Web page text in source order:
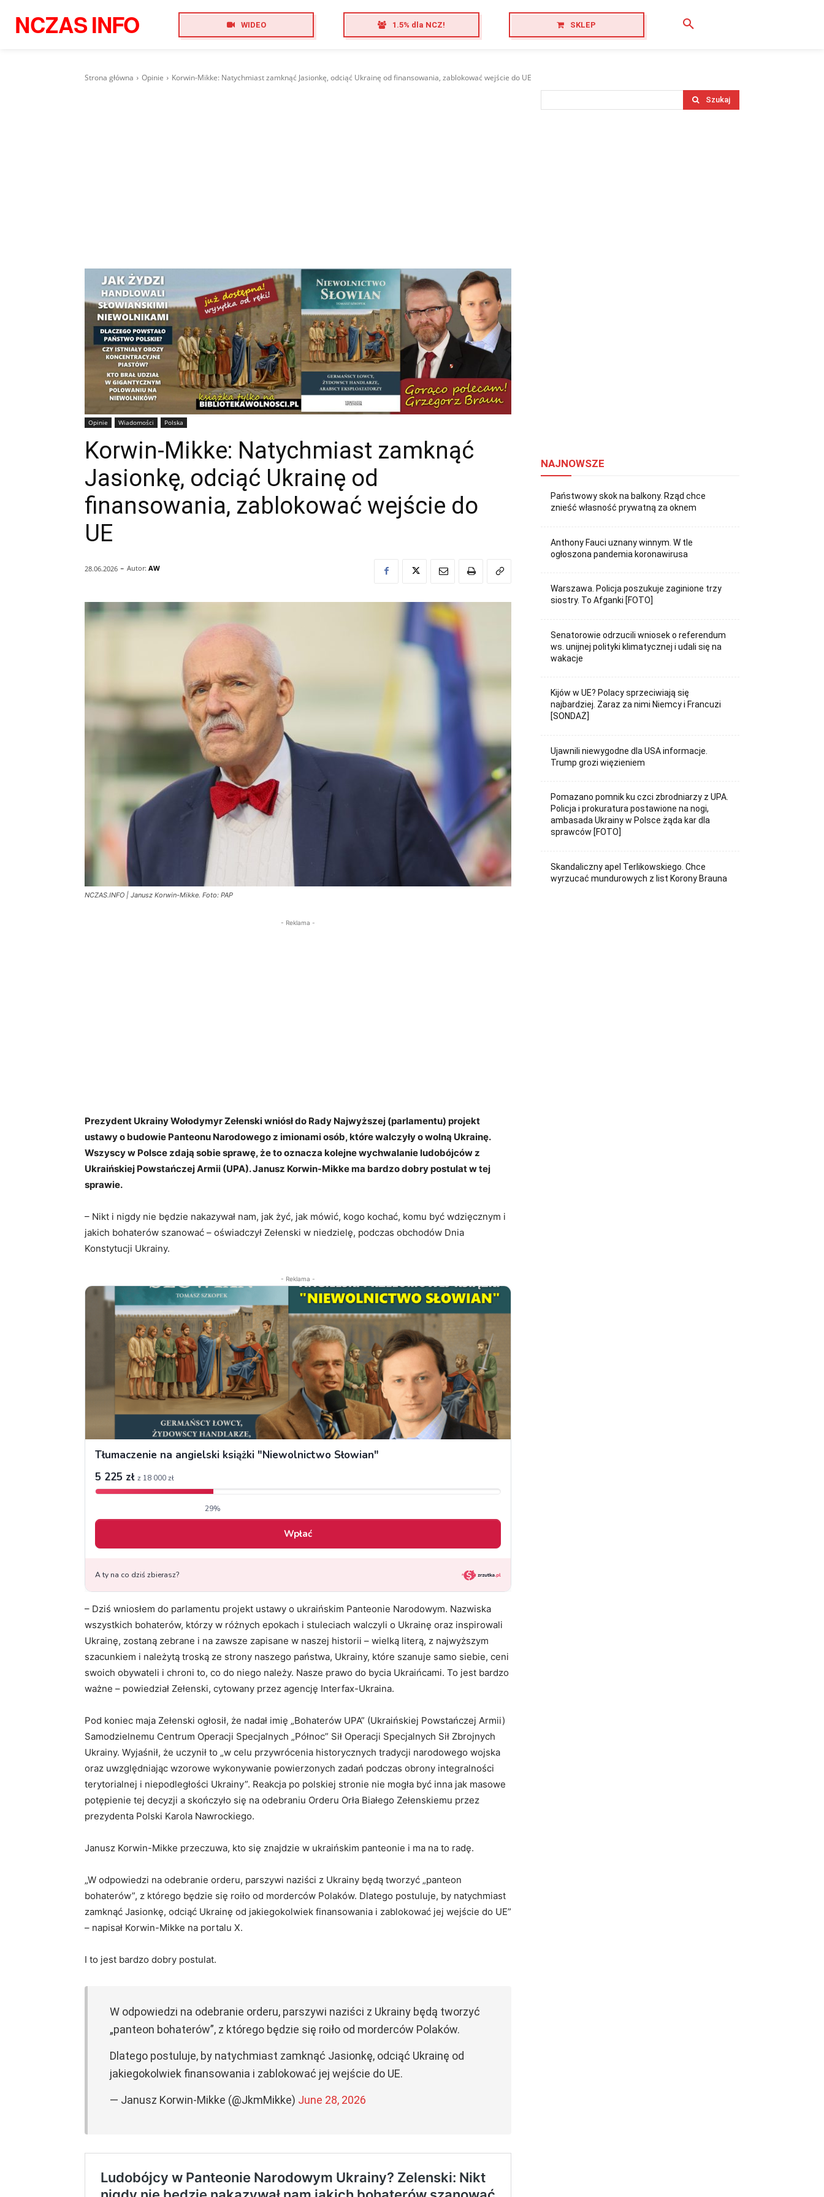
NCZASINFO WIDEO 1.5% dla NCZ! SKLEP
Strona główna Opinie Korwin-Mikke: Natychmiast zamknąć Jasionkę, odciąć Ukrainę od finansowania, zablokować wejście do UE
Opinie Wiadomości Polska
Korwin-Mikke: Natychmiast zamknąć
Jasionkę, odciąć Ukrainę od
finansowania, zablokować wejście do
UE
28.06.2026 - Autor: AW
NCZAS.INFO | Janusz Korwin-Mikke. Foto: PAP
- Reklama -
Prezydent Ukrainy Wołodymyr Zełenski wniósł do Rady Najwyższej (parlamentu) projekt
ustawy o budowie Panteonu Narodowego z imionami osób, które walczyły o wolną Ukrainę.
Wszyscy w Polsce zdają sobie sprawę, że to oznacza kolejne wychwalanie ludobójców z
Ukraińskiej Powstańczej Armii (UPA). Janusz Korwin-Mikke ma bardzo dobry postulat w tej
sprawie.
– Nikt i nigdy nie będzie nakazywał nam, jak żyć, jak mówić, kogo kochać, komu być wdzięcznym i
jakich bohaterów szanować – oświadczył Zełenski w niedzielę, podczas obchodów Dnia
Konstytucji Ukrainy.
- Reklama -
– Dziś wniosłem do parlamentu projekt ustawy o ukraińskim Panteonie Narodowym. Nazwiska
wszystkich bohaterów, którzy w różnych epokach i stuleciach walczyli o Ukrainę oraz inspirowali
Ukrainę, zostaną zebrane i na zawsze zapisane w naszej historii – wielką literą, z najwyższym
szacunkiem i należytą troską ze strony naszego państwa, Ukrainy, które szanuje samo siebie, ceni
swoich obywateli i chroni to, co do niego należy. Nasze prawo do bycia Ukraińcami. To jest bardzo
ważne – powiedział Zełenski, cytowany przez agencję Interfax-Ukraina.
Pod koniec maja Zełenski ogłosił, że nadał imię „Bohaterów UPA” (Ukraińskiej Powstańczej Armii)
Samodzielnemu Centrum Operacji Specjalnych „Północ” Sił Operacji Specjalnych Sił Zbrojnych
Ukrainy. Wyjaśnił, że uczynił to „w celu przywrócenia historycznych tradycji narodowego wojska
oraz uwzględniając wzorowe wykonywanie powierzonych zadań podczas obrony integralności
terytorialnej i niepodległości Ukrainy”. Reakcja po polskiej stronie nie mogła być inna jak masowe
potępienie tej decyzji a skończyło się na odebraniu Orderu Orła Białego Zełenskiemu przez
prezydenta Polski Karola Nawrockiego.
Janusz Korwin-Mikke przeczuwa, kto się znajdzie w ukraińskim panteonie i ma na to radę.
„W odpowiedzi na odebranie orderu, parszywi naziści z Ukrainy będą tworzyć „panteon
bohaterów”, z którego będzie się roiło od morderców Polaków. Dlatego postuluje, by natychmiast
zamknąć Jasionkę, odciąć Ukrainę od jakiegokolwiek finansowania i zablokować jej wejście do UE”
– napisał Korwin-Mikke na portalu X.
I to jest bardzo dobry postulat.
W odpowiedzi na odebranie orderu, parszywi naziści z Ukrainy będą tworzyć
„panteon bohaterów”, z którego będzie się roiło od morderców Polaków.
Dlatego postuluje, by natychmiast zamknąć Jasionkę, odciąć Ukrainę od
jakiegokolwiek finansowania i zablokować jej wejście do UE.
— Janusz Korwin-Mikke (@JkmMikke) June 28, 2026
Szukaj
NAJNOWSZE
Państwowy skok na balkony. Rząd chce
znieść własność prywatną za oknem
Anthony Fauci uznany winnym. W tle
ogłoszona pandemia koronawirusa
Warszawa. Policja poszukuje zaginione trzy
siostry. To Afganki [FOTO]
Senatorowie odrzucili wniosek o referendum
ws. unijnej polityki klimatycznej i udali się na
wakacje
Kijów w UE? Polacy sprzeciwiają się
najbardziej. Zaraz za nimi Niemcy i Francuzi
[SONDAŻ]
Ujawnili niewygodne dla USA informacje.
Trump grozi więzieniem
Pomazano pomnik ku czci zbrodniarzy z UPA.
Policja i prokuratura postawione na nogi,
ambasada Ukrainy w Polsce żąda kar dla
sprawców [FOTO]
Skandaliczny apel Terlikowskiego. Chce
wyrzucać mundurowych z list Korony Brauna